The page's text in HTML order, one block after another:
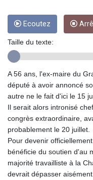
Ecoutez
Taille du texte:
A 56 ans, l'ex-maire du
député à avoir annoncé
autre ne le fait d'ici le 15
Il serait alors intronisé
congrès extraordinaire,
probablement le 20 juillet.
Pour devenir
bénéficie du soutien d'au
majorité travailliste à la
devrait dépasser aisément.